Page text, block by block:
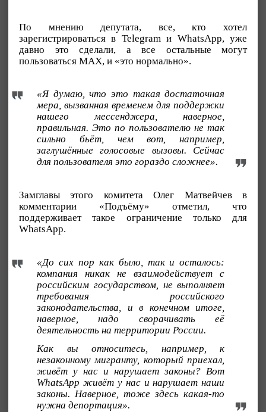
По мнению депутата, все, кто хотел
зарегистрироваться в Telegram и WhatsApp, уже
давно это сделали, а все остальные могут
пользоваться МАХ, и «это нормально».
«Я думаю, что это такая достаточная
мера, вызванная временем для поддержки
нашего мессенджера, наверное,
правильная. Это по пользователю не так
сильно бьёт, чем вот, например,
заглушённые голосовые вызовы. Сейчас
для пользователя это гораздо сложнее».
Замглавы этого комитета Олег Матвейчев в
комментарии «Подъёму» отметил, что
поддерживает такое ограничение только для
WhatsApp.
«До сих пор как было, так и осталось:
компания никак не взаимодействует с
российским государством, не выполняет
требования российского
законодательства, и в конечном итоге,
наверное, надо сворачивать её
деятельность на территории России.
Как вы относитесь, например, к
незаконному мигранту, который приехал,
живёт у нас и нарушает законы? Вот
WhatsApp живёт у нас и нарушает наши
законы. Наверное, тоже здесь какая-то
нужна депортация».